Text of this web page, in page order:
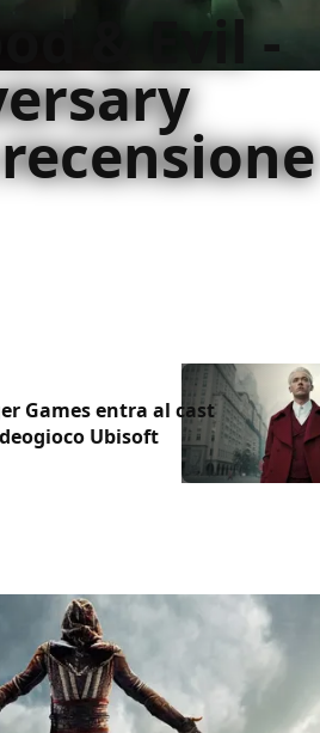
& Evil -
Games entra al cast
Ubisoft